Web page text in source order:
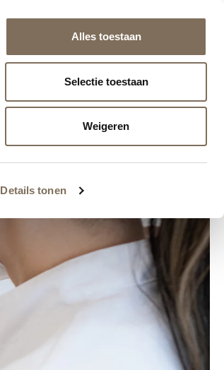
Details tonen
Alles toestaan
Selectie toestaan
Weigeren